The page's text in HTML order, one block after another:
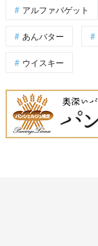
アルファバゲット
あんバター
ウイスキー